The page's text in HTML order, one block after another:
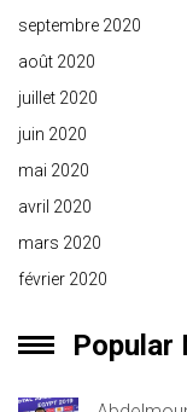
septembre 2020
août 2020
juillet 2020
juin 2020
mai 2020
avril 2020
mars 2020
février 2020
Popular